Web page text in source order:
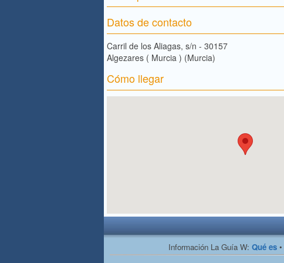
Datos de contacto
Carril de los Aliagas, s/n - 30157
Algezares ( Murcia ) (Murcia)
Cómo llegar
Información La Guía W: Qué es •